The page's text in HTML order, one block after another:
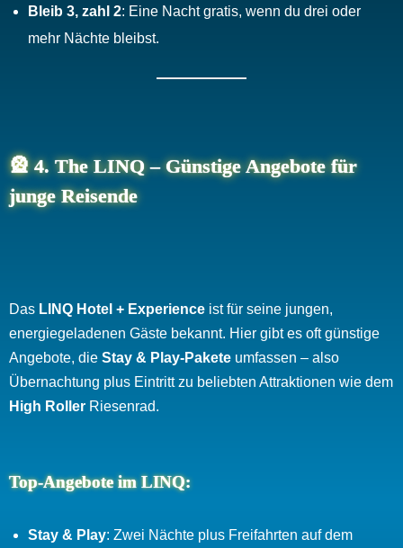
Bleib 3, zahl 2: Eine Nacht gratis, wenn du drei oder
mehr Nächte bleibst.
🎡4. The LINQ – Günstige Angebote für
junge Reisende
Das LINQ Hotel + Experience ist für seine jungen,
energiegeladenen Gäste bekannt. Hier gibt es oft günstige
Angebote, die Stay & Play-Pakete umfassen – also
Übernachtung plus Eintritt zu beliebten Attraktionen wie dem
High Roller Riesenrad.
Top-Angebote im LINQ:
Stay & Play: Zwei Nächte plus Freifahrten auf dem